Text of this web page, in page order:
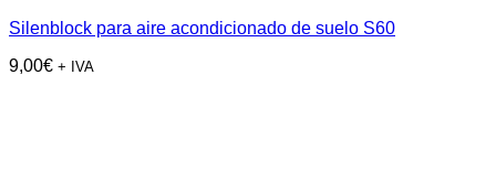
Silenblock para aire acondicionado de suelo S60
9,00€ + IVA